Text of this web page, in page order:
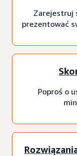
Zarejestruj
prezentować
Poproś o